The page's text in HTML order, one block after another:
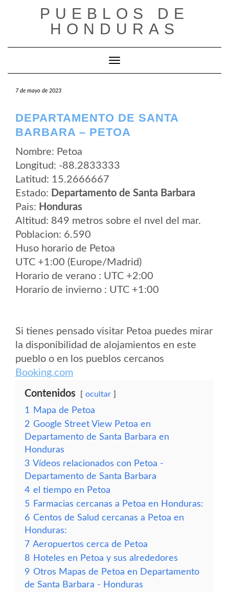
PUEBLOS DE
HONDURAS
Cambiar modo de navegación
7 de mayo de 2023
DEPARTAMENTO DE SANTA
BARBARA – PETOA
Nombre: Petoa
Longitud: -88.2833333
Latitud: 15.2666667
Estado: Departamento de Santa Barbara
Pais: Honduras
Altitud: 849 metros sobre el nvel del mar.
Poblacion: 6.590
Huso horario de Petoa
UTC +1:00 (Europe/Madrid)
Horario de verano : UTC +2:00
Horario de invierno : UTC +1:00
Si tienes pensado visitar Petoa puedes mirar
la disponibilidad de alojamientos en este
pueblo o en los pueblos cercanos
Booking.com
Contenidos ocultar
1
Mapa de Petoa
2 Google Street View Petoa en
Departamento de Santa Barbara en
Honduras
3 Vídeos relacionados con Petoa -
Departamento de Santa Barbara
4 el tiempo en Petoa
5 Farmacias cercanas a Petoa en Honduras:
6 Centos de Salud cercanas a Petoa en
Honduras:
7 Aeropuertos cerca de Petoa
8 Hoteles en Petoa y sus alrededores
9 Otros Mapas de Petoa en Departamento
de Santa Barbara - Honduras